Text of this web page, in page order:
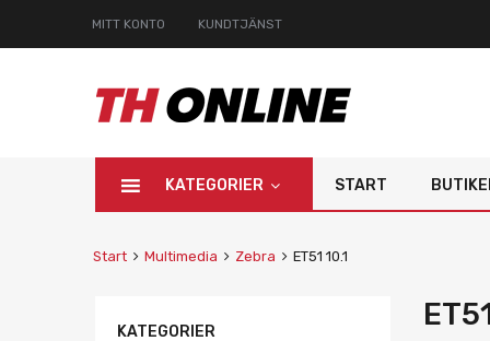
MITT KONTO KUNDTJÄNST
KATEGORIER START
Start Multimedia Zebra ET51 10.1
KATEGORIER